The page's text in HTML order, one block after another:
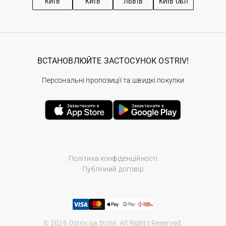
Політика конфіденційності
Публічний договір
© 2026 Ostriv.ua Store. All Rights Reserved.
ВСТАНОВЛЮЙТЕ ЗАСТОСУНОК OSTRIV!
Персональні пропозиції та швидкі покупки